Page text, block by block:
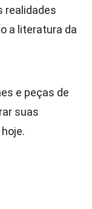
realidades
a literatura da
e peças de
suas